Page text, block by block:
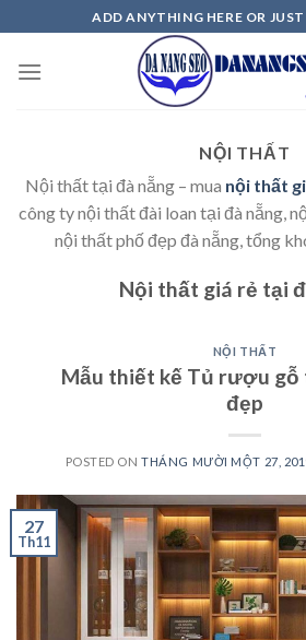
to
content
ADD ANYTHING HERE OR
NỘI THẤT
Nội thất tại đà nẵng – mua nội thất
công ty nội thất đài loan tại đà nẵng,
nội thất phố đẹp đà nẵng, tổng
Nội thất giá rẻ tại
NỘI THẤT
Mẫu thiết kế Tủ rượu gỗ
đẹp
POSTED ONTHÁNG MƯỜI MỘT 27,
27
Th11